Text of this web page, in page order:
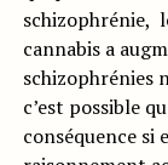
schizophrénie,
cannabis a
schizophrénies
c’est possible
conséquence si